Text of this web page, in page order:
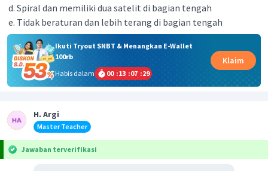
Spiral dan memiliki dua satelit di bagian tengah
Tidak beraturan dan lebih terang di bagian tengah
Ikuti Tryout SNBT & Menangkan E-Wallet
100rb
Habis dalam
00 :13 :07 :29
Klaim
H. Argi
Master Teacher
Jawaban terverifikasi